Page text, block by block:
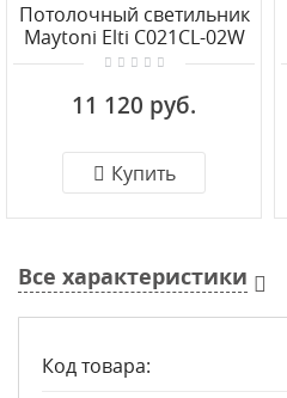
Потолочный светильник
Maytoni Elti C021CL-02W
11 120 руб.
Купить
Все характеристики
Код товара: